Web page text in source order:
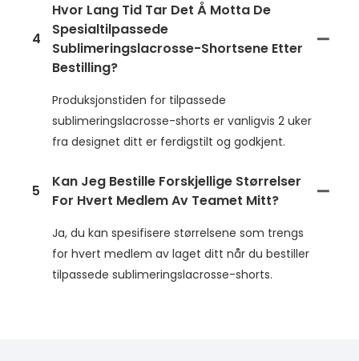
4
Hvor Lang Tid Tar Det Å Motta De
Spesialtilpassede
Sublimeringslacrosse-Shortsene Etter
Bestilling?
Produksjonstiden for tilpassede
sublimeringslacrosse-shorts er vanligvis 2 uker
fra designet ditt er ferdigstilt og godkjent.
5
Kan Jeg Bestille Forskjellige Størrelser
For Hvert Medlem Av Teamet Mitt?
Ja, du kan spesifisere størrelsene som trengs
for hvert medlem av laget ditt når du bestiller
tilpassede sublimeringslacrosse-shorts.